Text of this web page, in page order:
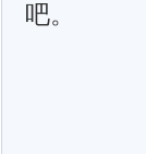
吧。